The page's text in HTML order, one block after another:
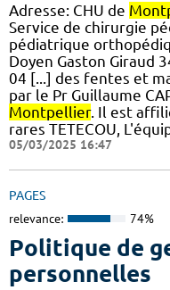
Adresse: CHU de
Service de chirurgie
pédiatrique
Doyen Gaston Giraud
04 [...] des fentes et
par le Pr Guillaume
Montpellier. Il est
rares TETECOU,
05/03/2025 16:47
PAGES
relevance: 74%
Politique de
personnelles